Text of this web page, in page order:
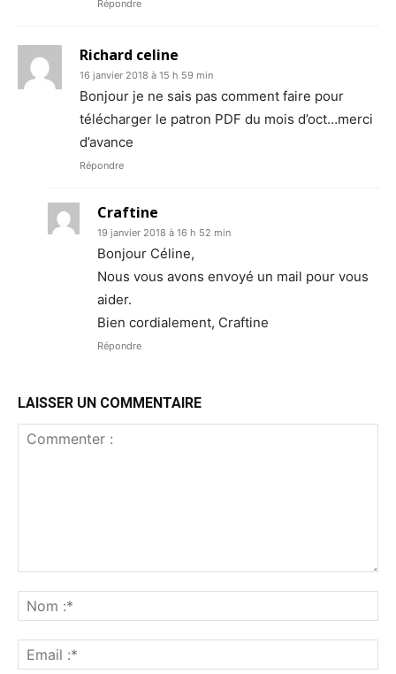
Répondre
Richard celine
16 janvier 2018 à 15 h 59 min
Bonjour je ne sais pas comment faire pour
télécharger le patron PDF du mois d’oct…merci
d’avance
Répondre
Craftine
19 janvier 2018 à 16 h 52 min
Bonjour Céline,
Nous vous avons envoyé un mail pour vous
aider.
Bien cordialement, Craftine
Répondre
LAISSER UN COMMENTAIRE